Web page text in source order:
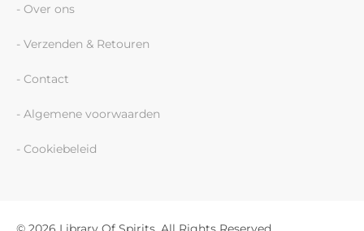
- Over ons
- Verzenden & Retouren
- Contact
- Algemene voorwaarden
- Cookiebeleid